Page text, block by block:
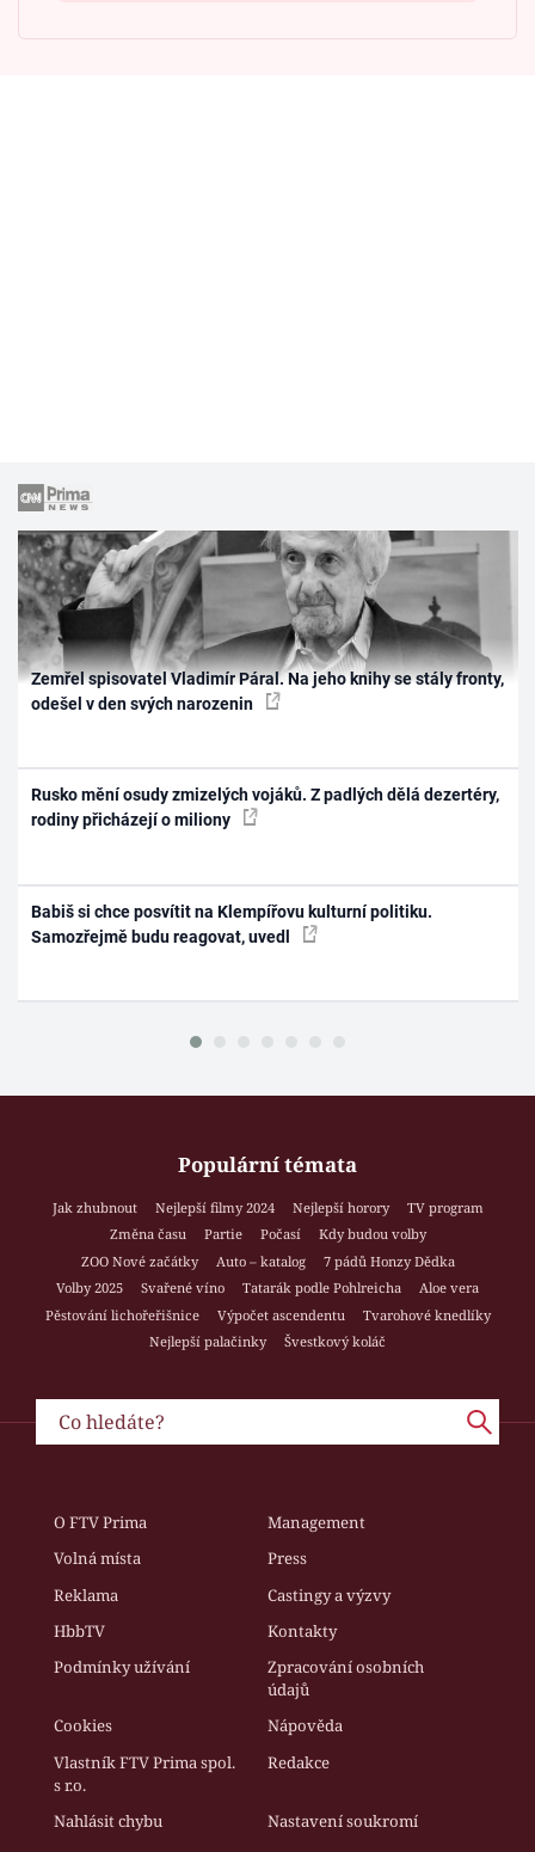
Zemřel spisovatel Vladimír Páral. Na jeho knihy se stály fronty,
odešel v den svých narozenin
Rusko mění osudy zmizelých vojáků. Z padlých dělá dezertéry,
rodiny přicházejí o miliony
Babiš si chce posvítit na Klempířovu kulturní politiku.
Samozřejmě budu reagovat, uvedl
Populární témata
Jak zhubnout Nejlepší filmy 2024 Nejlepší horory
TV program
Změna času
Partie Počasí
Kdy budou volby
ZOO Nové začátky
Auto – katalog
7 pádů Honzy Dědka
Volby 2025
Svařené víno Tatarák podle Pohlreicha
Aloe vera
Pěstování lichořeřišnice
Výpočet ascendentu
Tvarohové knedlíky
Nejlepší palačinky
Švestkový koláč
O FTV Prima
Management
Volná místa
Press
Reklama
Castingy a výzvy
HbbTV
Kontakty
Podmínky užívání
Zpracování osobních
údajů
Cookies
Nápověda
Vlastník FTV Prima spol.
s r.o.
Redakce
Nahlásit chybu Nastavení soukromí